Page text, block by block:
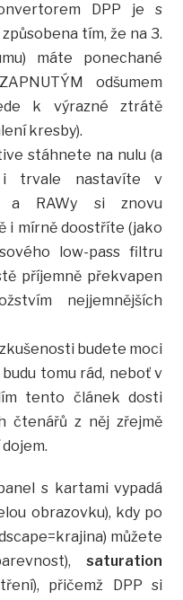
DPP je s
tím, že na 3.
máte ponechané
odšumem
k výrazné ztrátě
kresby).
stáhnete na nulu (a
trvale nastavíte v
a RAWy si znovu
i mírně doostříte (jako
low-pass filtru
příjemně překvapen
nejjemnějších
budete moci
tomu rád, neboť v
tento článek dosti
čtenářů z něj zřejmě
s kartami vypadá
obrazovku), kdy po
můžete
saturation
přičemž DPP si